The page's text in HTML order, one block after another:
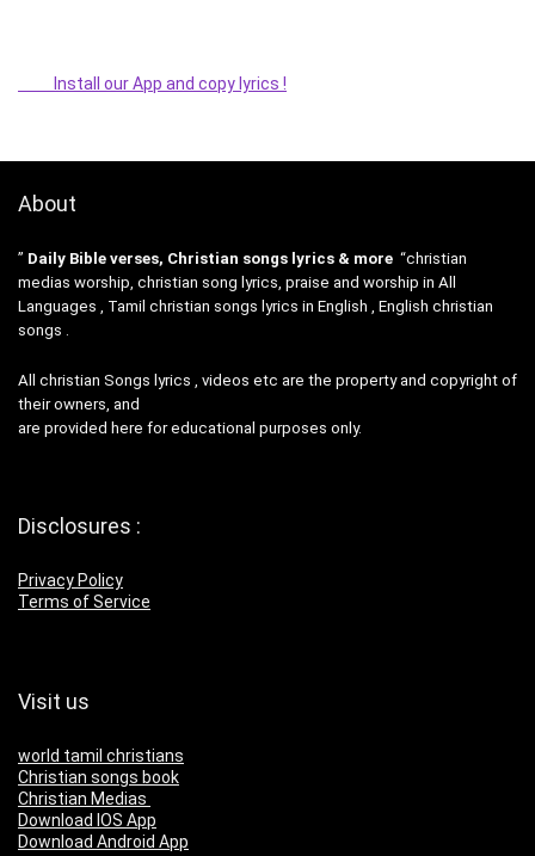
Install our App and copy lyrics !
About
” Daily Bible verses, Christian songs lyrics & more “christian
medias worship, christian song lyrics, praise and worship in All
Languages , Tamil christian songs lyrics in English , English christian
songs .
All christian Songs lyrics , videos etc are the property and copyright of
their owners, and
are provided here for educational purposes only.
Disclosures :
Privacy Policy
Terms of Service
Visit us
world tamil christians
Christian songs book
Christian Medias
Download IOS App
Download Android App